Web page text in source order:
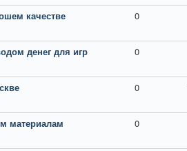
качестве 0
денег для игр 0
0
материалам 0